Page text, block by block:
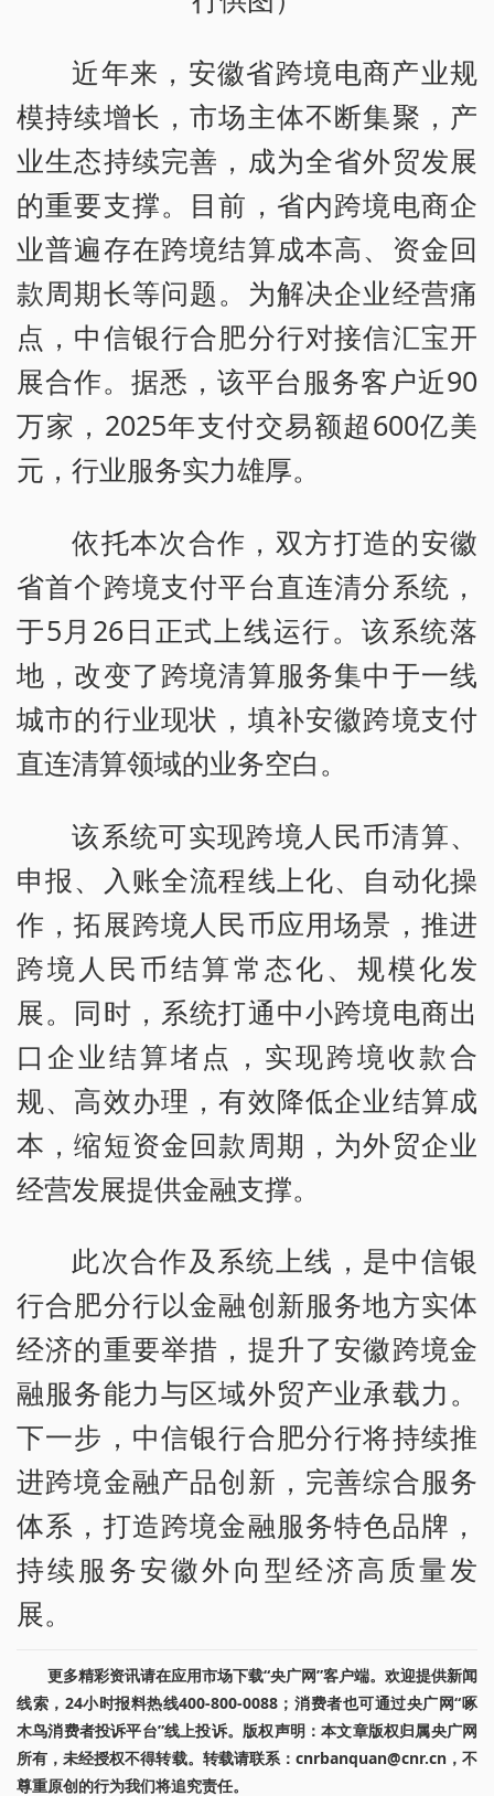
近年来，安徽省跨境电商产业规
模持续增长，市场主体不断集聚，产
业生态持续完善，成为全省外贸发展
的重要支撑。目前，省内跨境电商企
业普遍存在跨境结算成本高、资金回
款周期长等问题。为解决企业经营痛
点，中信银行合肥分行对接信汇宝开
展合作。据悉，该平台服务客户近90
万家，2025年支付交易额超600亿美
元，行业服务实力雄厚。
依托本次合作，双方打造的安徽
省首个跨境支付平台直连清分系统，
于5月26日正式上线运行。该系统落
地，改变了跨境清算服务集中于一线
城市的行业现状，填补安徽跨境支付
直连清算领域的业务空白。
该系统可实现跨境人民币清算、
申报、入账全流程线上化、自动化操
作，拓展跨境人民币应用场景，推进
跨境人民币结算常态化、规模化发
展。同时，系统打通中小跨境电商出
口企业结算堵点，实现跨境收款合
规、高效办理，有效降低企业结算成
本，缩短资金回款周期，为外贸企业
经营发展提供金融支撑。
此次合作及系统上线，是中信银
行合肥分行以金融创新服务地方实体
经济的重要举措，提升了安徽跨境金
融服务能力与区域外贸产业承载力。
下一步，中信银行合肥分行将持续推
进跨境金融产品创新，完善综合服务
体系，打造跨境金融服务特色品牌，
持续服务安徽外向型经济高质量发
展。
更多精彩资讯请在应用市场下载“央广网”客户端。欢迎提供新闻
线索，24小时报料热线400-800-0088；消费者也可通过央广网“啄
木鸟消费者投诉平台”线上投诉。版权声明：本文章版权归属央广网
所有，未经授权不得转载。转载请联系：cnrbanquan@cnr.cn，不
尊重原创的行为我们将追究责任。